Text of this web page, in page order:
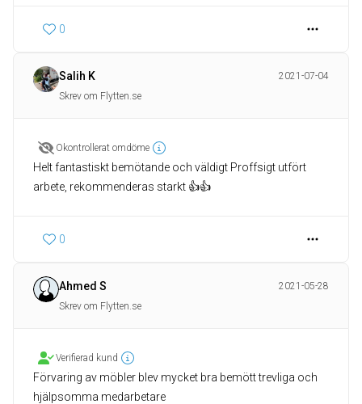
0
Salih K
2021-07-04
Skrev om Flytten.se
Okontrollerat omdöme
Helt fantastiskt bemötande och väldigt Proffsigt utfört
arbete, rekommenderas starkt 👍👍
0
Ahmed S
2021-05-28
Skrev om Flytten.se
Verifierad kund
Förvaring av möbler blev mycket bra bemött trevliga och
hjälpsomma medarbetare